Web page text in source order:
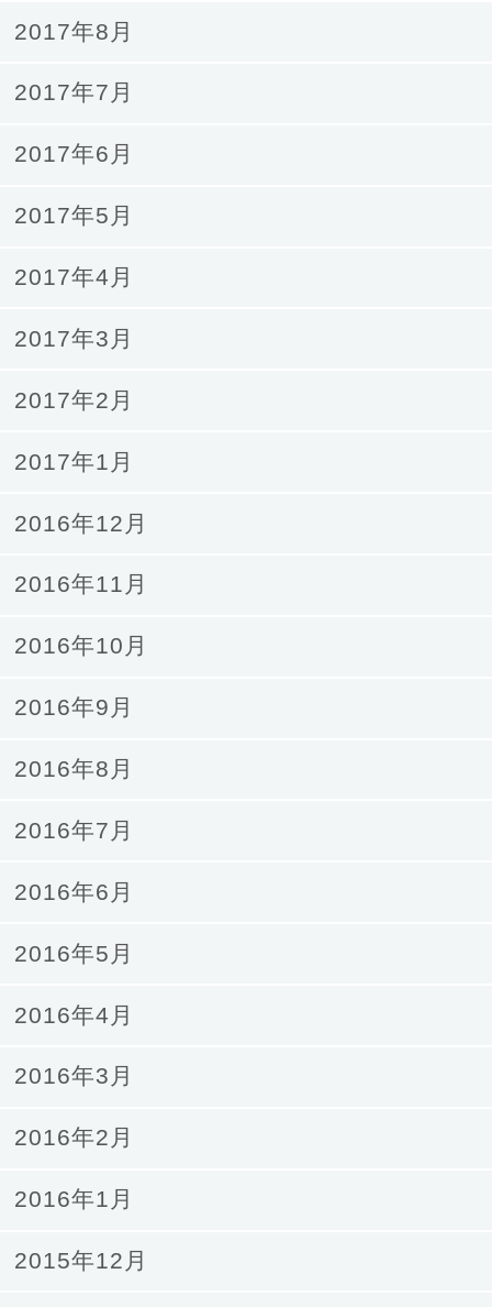
2017年8月
2017年7月
2017年6月
2017年5月
2017年4月
2017年3月
2017年2月
2017年1月
2016年12月
2016年11月
2016年10月
2016年9月
2016年8月
2016年7月
2016年6月
2016年5月
2016年4月
2016年3月
2016年2月
2016年1月
2015年12月